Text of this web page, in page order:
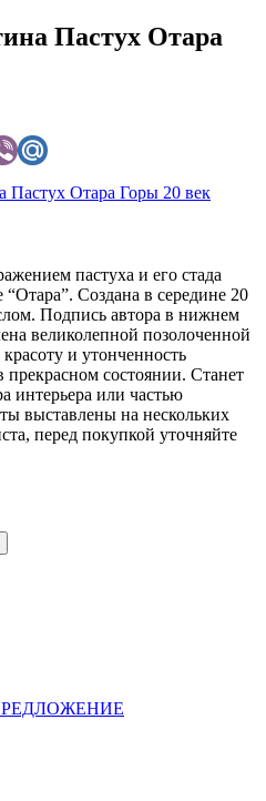
Пастух Отара
пастуха и его стада
Создана в середине 20
Подпись автора в нижнем
великолепной позолоченной
и утонченность
прекрасном состоянии. Станет
интерьера или частью
выставлены на нескольких
перед покупкой уточняйте